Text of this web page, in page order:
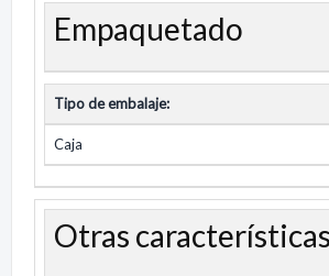
Empaquetado
Tipo de embalaje:
Caja
Otras características